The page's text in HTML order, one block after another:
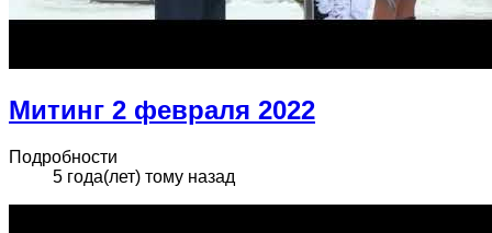
Митинг 2 февраля 2022
Подробности
5 года(лет) тому назад